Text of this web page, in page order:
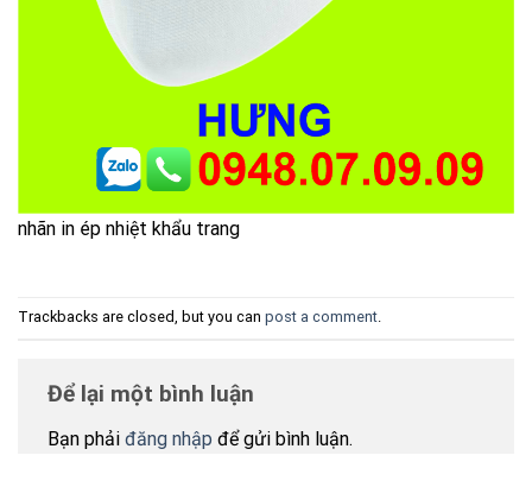
nhãn in ép nhiệt khẩu trang
Trackbacks are closed, but you can post a comment.
Để lại một bình luận
Bạn phải đăng nhập để gửi bình luận.